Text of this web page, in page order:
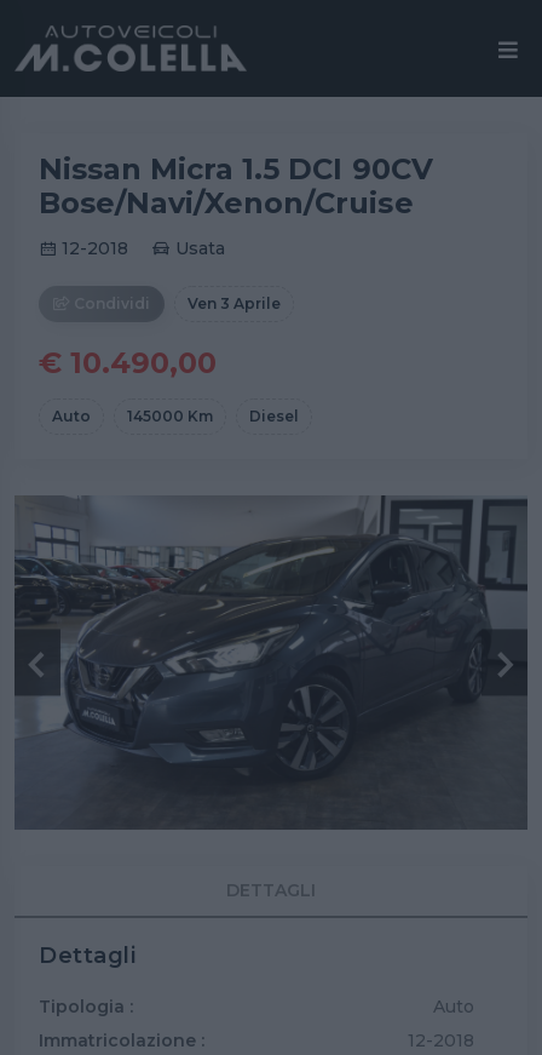
Nissan Micra 1.5 DCI 90CV
Bose/Navi/Xenon/Cruise
12-2018 Usata
Condividi Ven 3 Aprile
€ 10.490,00
Auto 145000 Km Diesel
DETTAGLI
Dettagli
Tipologia :
Auto
Immatricolazione :
12-2018